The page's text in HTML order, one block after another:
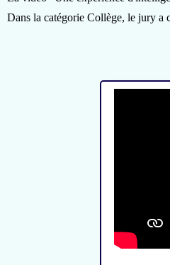
Dans la catégorie Collège, le jury